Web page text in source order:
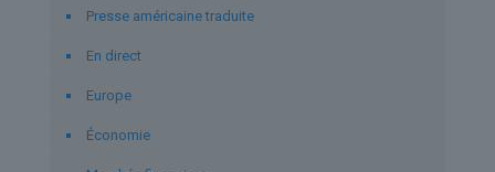
Presse américaine traduite
En direct
Europe
Économie